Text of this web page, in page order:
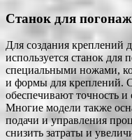
Станок для
Для создания креплений
используется станок
специальными ножами,
и формы для креплений.
обеспечивают точность и
Многие модели также
подачи и управления
снизить затраты и